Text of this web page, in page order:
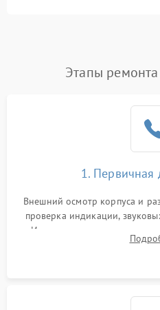
Этапы
1. Первичная
Внешний осмотр корпуса и
проверка индикации,
Измерение входного и
реакции ИБП на